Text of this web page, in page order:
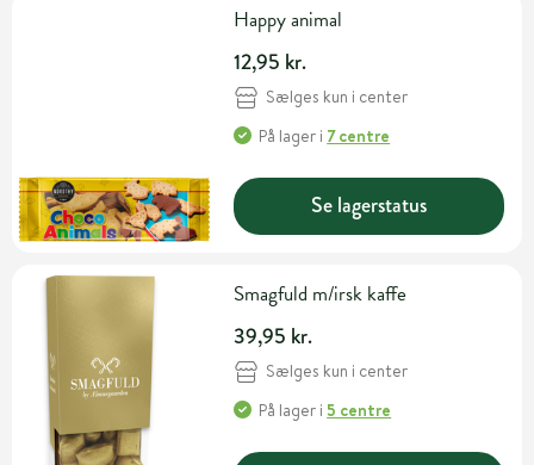
Happy animal
12,95 kr.
Sælges kun i center
På lager i 7 centre
Se lagerstatus
Smagfuld m/irsk kaffe
39,95 kr.
Sælges kun i center
På lager i5 centre